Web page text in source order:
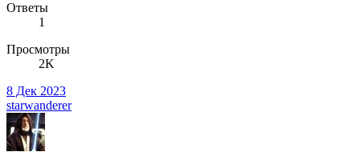
Ответы
1
Просмотры
2K
8 Дек 2023
starwanderer